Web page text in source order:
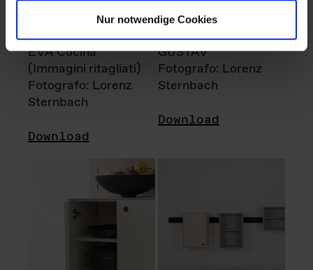
Nur notwendige Cookies
EVA Cucina
(Immagini ritagliati)
Fotografo: Lorenz
Sternbach
Download
GUSTAV
Fotografo: Lorenz
Sternbach
Download